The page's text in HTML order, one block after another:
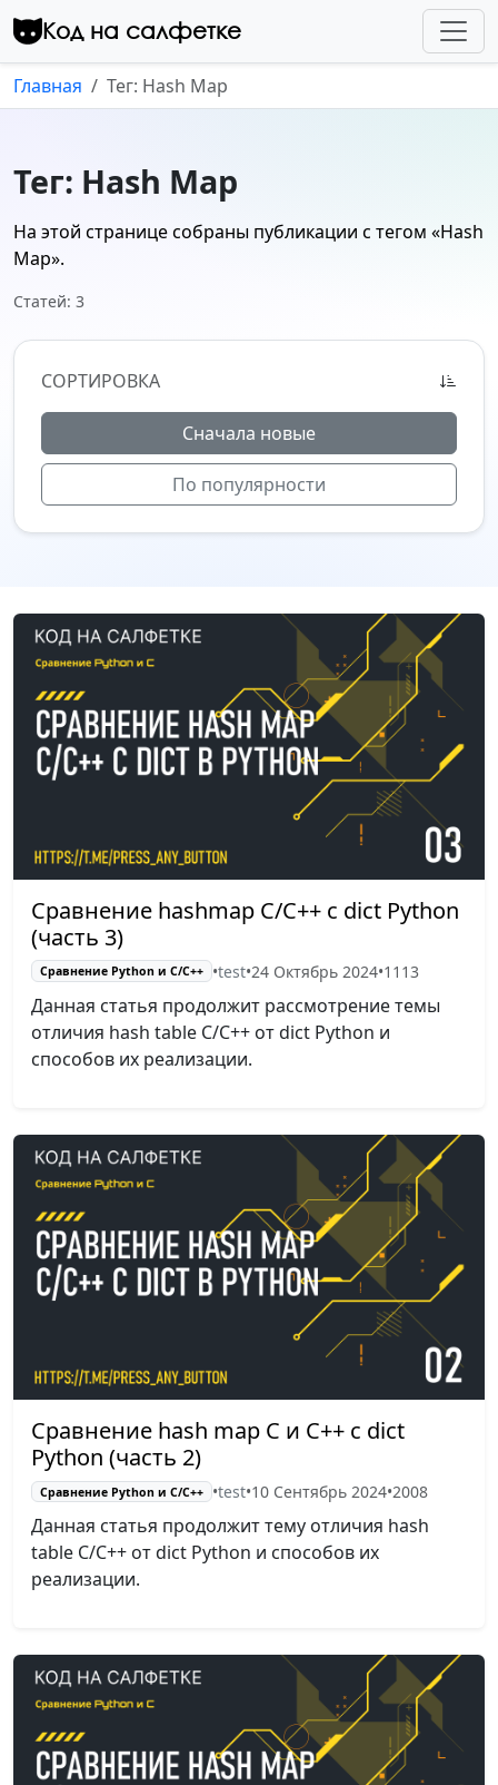
Перейти к контенту
Код на салфетке
Главная Тег: Hash Map
Тег: Hash Map
На этой странице собраны публикации с тегом «Hash
Map».
Статей: 3
СОРТИРОВКА
Сначала новые
По популярности
Сравнение hashmap C/C++ с dict Python
(часть 3)
Сравнение Python и С/C++ •test•24 Октябрь 2024•1113
Данная статья продолжит рассмотрение темы
отличия hash table C/C++ от dict Python и
способов их реализации.
Сравнение hash map С и C++ с dict
Python (часть 2)
Сравнение Python и С/C++ •test•10 Сентябрь 2024•2008
Данная статья продолжит тему отличия hash
table C/C++ от dict Python и способов их
реализации.